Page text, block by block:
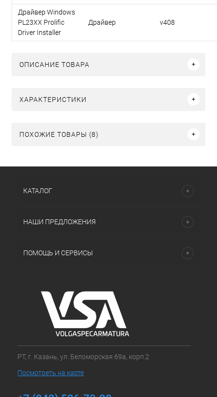
Драйвер Windows
PL23XX Prolific
Driver Installer
Драйвер v408
ОПИСАНИЕ ТОВАРА
ХАРАКТЕРИСТИКИ
ПОХОЖИЕ ТОВАРЫ (8)
КАТАЛОГ
НАШИ ПРЕДЛОЖЕНИЯ
ПОМОЩЬ И СЕРВИСЫ
РТ, г. Казань, ул. Беломорская 69а, корп.2
Посмотреть на карте